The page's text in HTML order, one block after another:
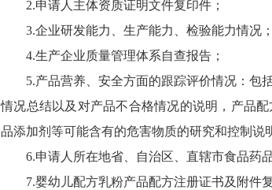
2.申请人主体资质证明文件复印件；
3.企业研发能力、生产能力、检验能力情况；
4.生产企业质量管理体系自查报告；
5.产品营养、安全方面的跟踪评价情况：包
情况总结以及对产品不合格情况的说明，产品
品添加剂等可能含有的危害物质的研究和控制说
6.申请人所在地省、自治区、直辖市食品药品
7.婴幼儿配方乳粉产品配方注册证书及附件复